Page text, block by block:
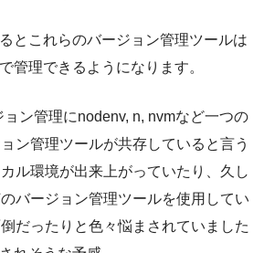
とこれらのバージョン管理ツールは
管理できるようになります。
ン管理にnodenv, n, nvmなど一つの
ン管理ツールが共存していると言う
ル環境が出来上がっていたり、久し
バージョン管理ツールを使用してい
だったりと色々悩まされていました